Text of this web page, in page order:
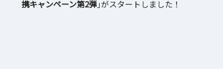
携キャンペーン第2弾｣がスタートしました！